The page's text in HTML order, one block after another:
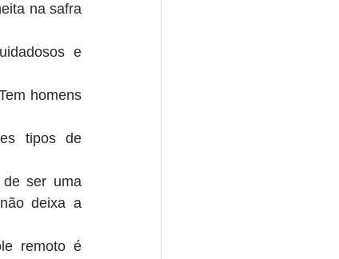
na safra
e
homens
tipos de
ser uma
deixa a
remoto é